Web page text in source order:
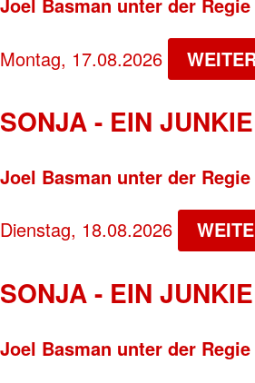
Montag, 17.08.2026
SONJA - EIN
Joel Basman unter der
Dienstag, 18.08.2026
SONJA - EIN
Joel Basman unter der